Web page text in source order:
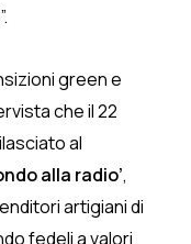
green e
che il 22
al
alla radio’,
artigiani di
fedeli a valori